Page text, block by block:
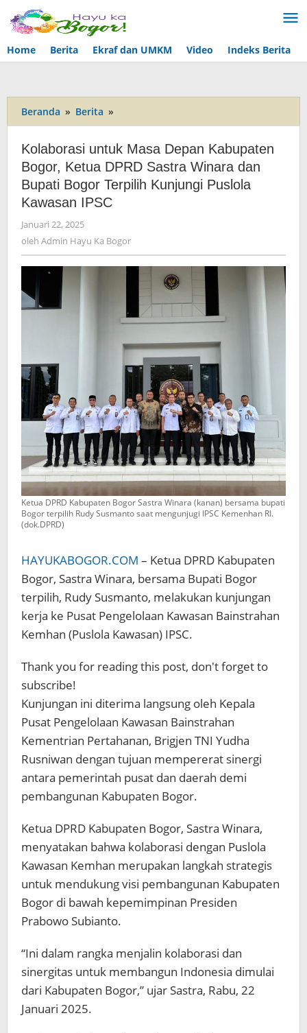
Lewati
ke
konten
Home
Berita Ekraf dan UMKM Video Indeks Berita
Beranda » Berita »
untuk
Masa
Depan
Kabupaten
Bogor,
Winara
dan
Bupati
Terpilih
Kunjungi
Puslola
Kawasan
Kolaborasi untuk Masa Depan Kabupaten
Bogor, Ketua DPRD Sastra Winara dan
Bupati Bogor Terpilih Kunjungi Puslola
Kawasan IPSC
Januari 22, 2025
Admin
Ka
oleh Admin Hayu Ka Bogor
Ketua DPRD Kabupaten Bogor Sastra Winara (kanan) bersama bupati
Bogor terpilih Rudy Susmanto saat mengunjugi IPSC Kemenhan RI.
(dok.DPRD)
HAYUKABOGOR.COM – Ketua DPRD Kabupaten
Bogor, Sastra Winara, bersama Bupati Bogor
terpilih, Rudy Susmanto, melakukan kunjungan
kerja ke Pusat Pengelolaan Kawasan Bainstrahan
Kemhan (Puslola Kawasan) IPSC.
Thank you for reading this post, don't forget to
subscribe!
Kunjungan ini diterima langsung oleh Kepala
Pusat Pengelolaan Kawasan Bainstrahan
Kementrian Pertahanan, Brigjen TNI Yudha
Rusniwan dengan tujuan mempererat sinergi
antara pemerintah pusat dan daerah demi
pembangunan Kabupaten Bogor.
Ketua DPRD Kabupaten Bogor, Sastra Winara,
menyatakan bahwa kolaborasi dengan Puslola
Kawasan Kemhan merupakan langkah strategis
untuk mendukung visi pembangunan Kabupaten
Bogor di bawah kepemimpinan Presiden
Prabowo Subianto.
“Ini dalam rangka menjalin kolaborasi dan
sinergitas untuk membangun Indonesia dimulai
dari Kabupaten Bogor,” ujar Sastra, Rabu, 22
Januari 2025.